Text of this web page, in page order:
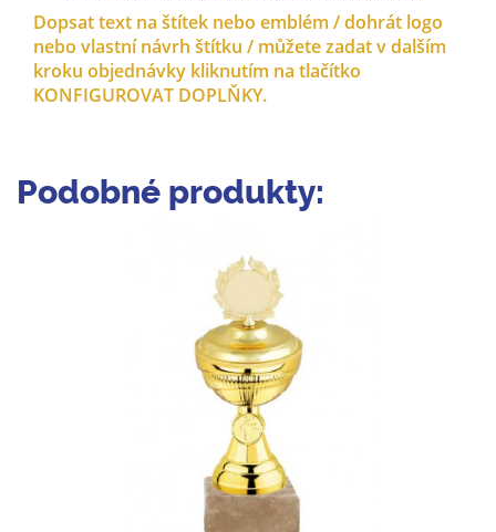
Dopsat text na štítek nebo emblém / dohrát logo
nebo vlastní návrh štítku / můžete zadat v dalším
kroku objednávky kliknutím na tlačítko
KONFIGUROVAT DOPLŇKY.
Podobné produkty: